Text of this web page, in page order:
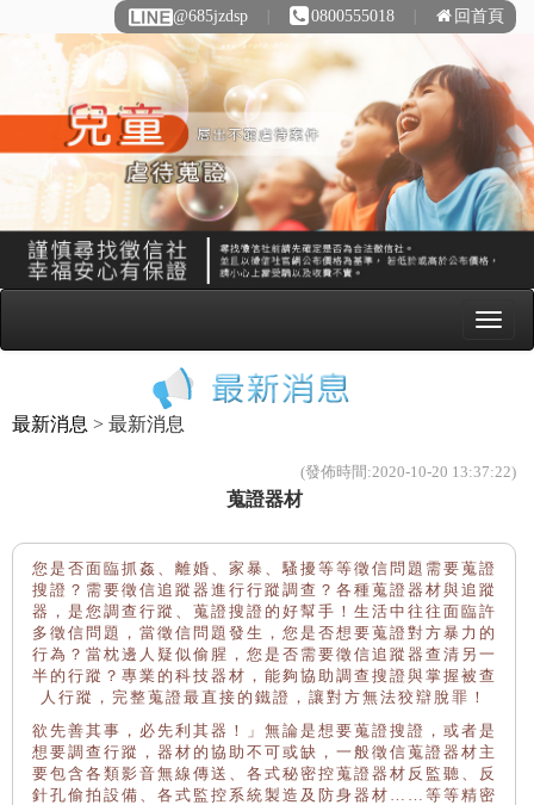
@685jzdsp 0800555018 回首頁
最新消息 > 最新消息
(發佈時間:2020-10-20 13:37:22)
蒐證器材
您是否面臨抓姦、離婚、家暴、騷擾等等徵信問題需要蒐證
搜證？需要徵信追蹤器進行行蹤調查？各種蒐證器材與追蹤
器，是您調查行蹤、蒐證搜證的好幫手！生活中往往面臨許
多徵信問題，當徵信問題發生，您是否想要蒐證對方暴力的
行為？當枕邊人疑似偷腥，您是否需要徵信追蹤器查清另一
半的行蹤？專業的科技器材，能夠協助調查搜證與掌握被查
人行蹤，完整蒐證最直接的鐵證，讓對方無法狡辯脫罪！
欲先善其事，必先利其器！」無論是想要蒐證搜證，或者是
想要調查行蹤，器材的協助不可或缺，一般徵信蒐證器材主
要包含各類影音無線傳送、各式秘密控蒐證器材反監聽、反
針孔偷拍設備、各式監控系統製造及防身器材……等等精密